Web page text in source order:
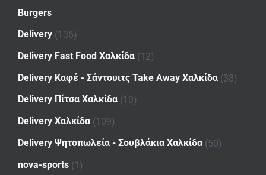
Burgers
Delivery (136)
Delivery Fast Food Χαλκίδα (12)
Delivery Καφέ - Σάντουιτς Take Away Χαλκίδα (38)
Delivery Πίτσα Χαλκίδα (10)
Delivery Χαλκίδα (109)
Delivery Ψητοπωλεία - Σουβλάκια Χαλκίδα (50)
nova-sports (1)